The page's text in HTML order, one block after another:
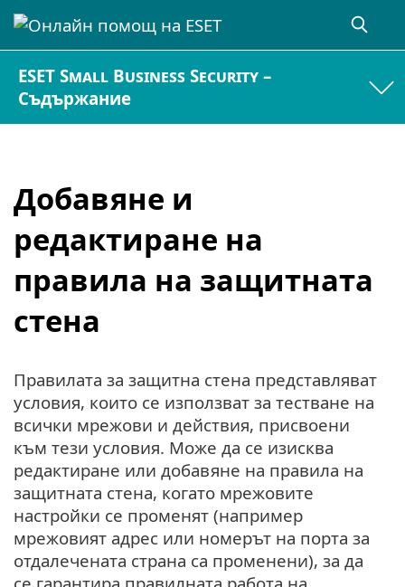
ESET Small Business Security –
Съдържание
Добавяне и
редактиране на
правила на защитната
стена
Правилата за защитна стена представляват
условия, които се използват за тестване на
всички мрежови и действия, присвоени
към тези условия. Може да се изисква
редактиране или добавяне на правила на
защитната стена, когато мрежовите
настройки се променят (например
мрежовият адрес или номерът на порта за
отдалечената страна са променени), за да